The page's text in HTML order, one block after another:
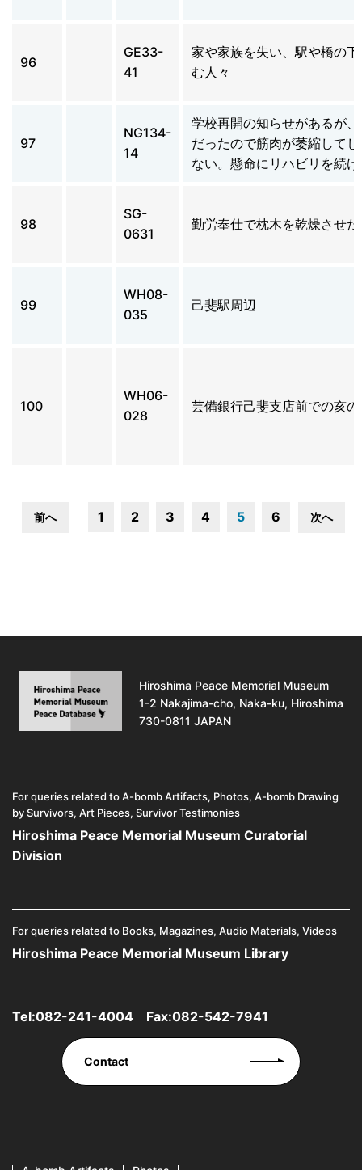
96
GE33-
41
家や家族を失い、駅や橋の
む人々
97
NG134-
14
学校再開の知らせがあるが
だったので筋肉が萎縮して
ない。懸命にリハビリを続
98
SG-
0631
勤労奉仕で枕木を乾燥させた
99
WH08-
035
己斐駅周辺
100
WH06-
028
芸備銀行己斐支店前での亥
前へ 1 2 3 4 5 6 次へ
Hiroshima Peace Memorial Museum
1-2 Nakajima-cho, Naka-ku, Hiroshima
730-0811 JAPAN
For queries related to A-bomb Artifacts, Photos, A-bomb Drawing
by Survivors, Art Pieces, Survivor Testimonies
Hiroshima Peace Memorial Museum Curatorial
Division
For queries related to Books, Magazines, Audio Materials, Videos
Hiroshima Peace Memorial Museum Library
Tel:082-241-4004 Fax:082-542-7941
Contact